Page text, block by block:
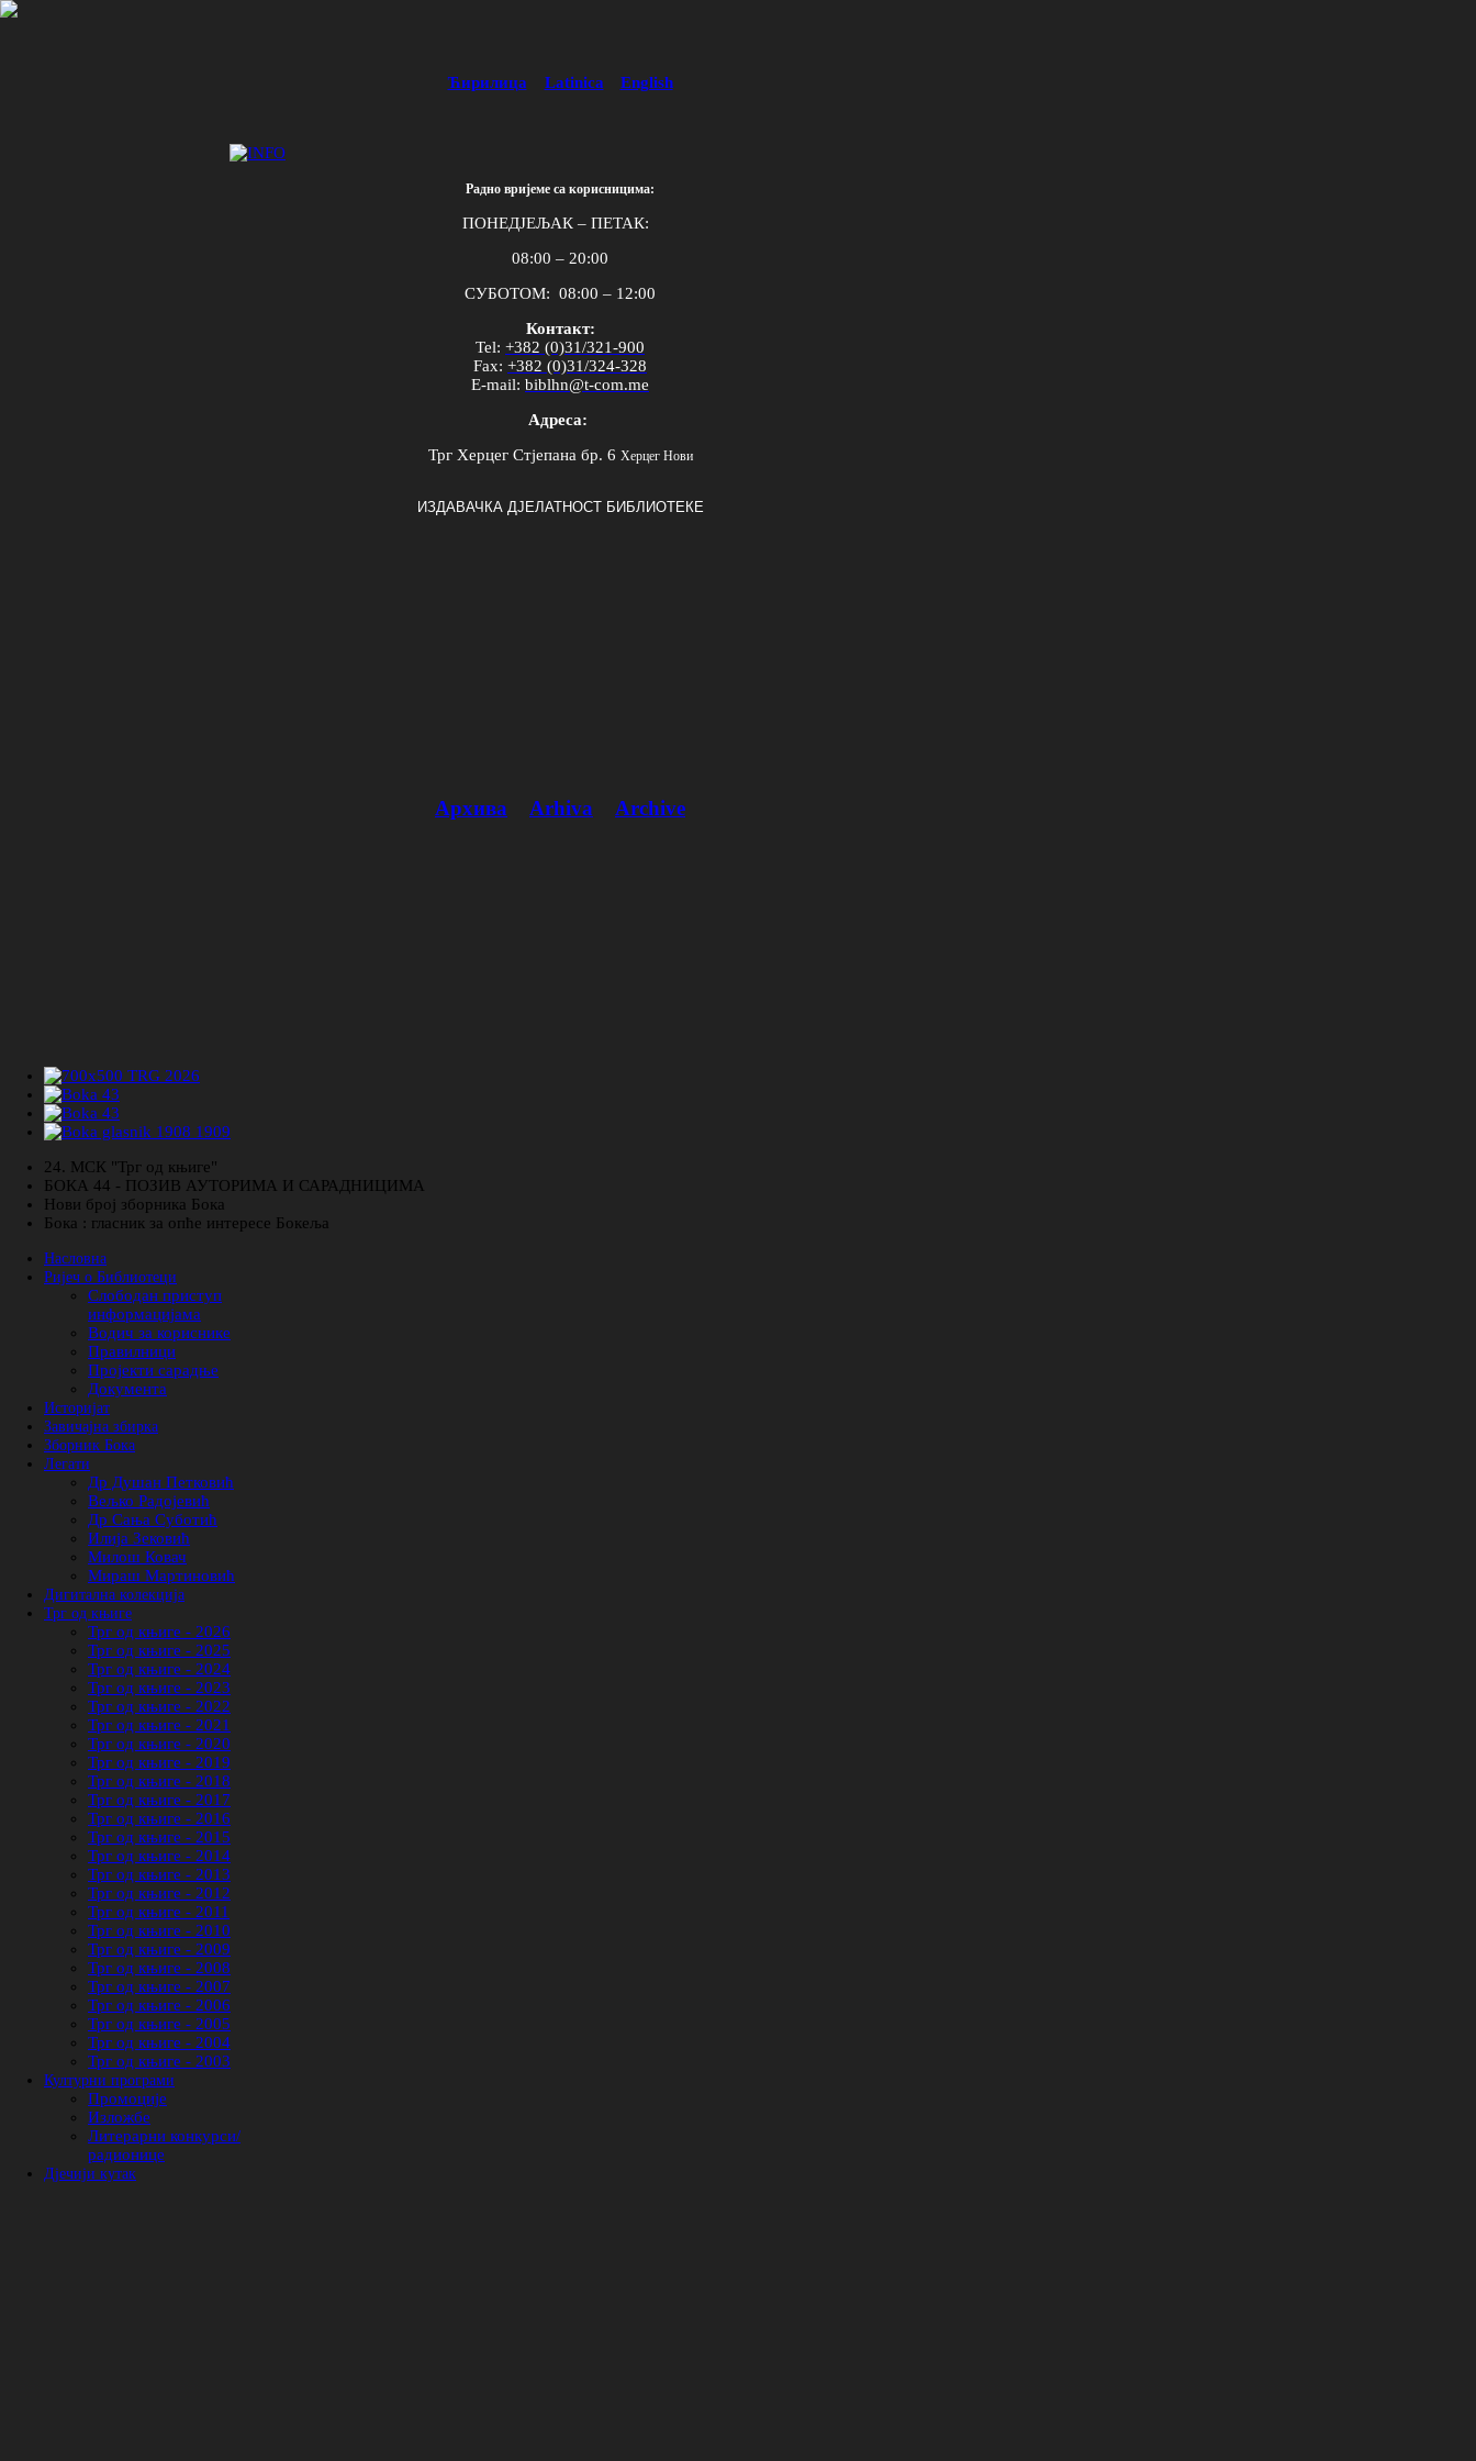
Ћирилица Latinica English
Радно вријеме са корисницима:
ПОНЕДЈЕЉАК – ПЕТАК:
08:00 – 20:00
СУБОТОМ: 08:00 – 12:00
Контакт:
Tel: +382 (0)31/321-900
Fax: +382 (0)31/324-328
E-mail: biblhn@t-com.me
Адреса:
Трг Херцег Стјепана бр. 6 Херцег Нови
ИЗДАВАЧКА ДЈЕЛАТНОСТ БИБЛИОТЕКЕ
Архива Arhiva Archive
24. МСК "Трг од књиге"
БОКА 44 - ПОЗИВ АУТОРИМА И САРАДНИЦИМА
Нови број зборника Бока
Бока : гласник за опће интересе Бокеља
Насловна
Ријеч о Библиотеци
Слободан приступ
информацијама
Водич за кориснике
Правилници
Пројекти сарадње
Документа
Историјат
Завичајна збирка
Зборник Бока
Легати
Др Душан Петковић
Вељко Радојевић
Др Сања Суботић
Илија Зековић
Милош Ковач
Мираш Мартиновић
Дигитална колекција
Трг од књиге
Трг од књиге - 2026
Трг од књиге - 2025
Трг од књиге - 2024
Трг од књиге - 2023
Трг од књиге - 2022
Трг од књиге - 2021
Трг од књиге - 2020
Трг од књиге - 2019
Трг од књиге - 2018
Трг од књиге - 2017
Трг од књиге - 2016
Трг од књиге - 2015
Трг од књиге - 2014
Трг од књиге - 2013
Трг од књиге - 2012
Трг од књиге - 2011
Трг од књиге - 2010
Трг од књиге - 2009
Трг од књиге - 2008
Трг од књиге - 2007
Трг од књиге - 2006
Трг од књиге - 2005
Трг од књиге - 2004
Трг од књиге - 2003
Културни програми
Промоције
Изложбе
Литерарни конкурси/
радионице
Дјечији кутак